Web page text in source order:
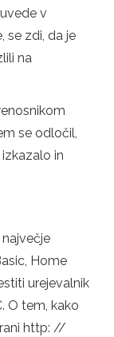
v
se zdi, da je
na
se odločil,
in
Home
urejevalnik
O tem, kako
http: //